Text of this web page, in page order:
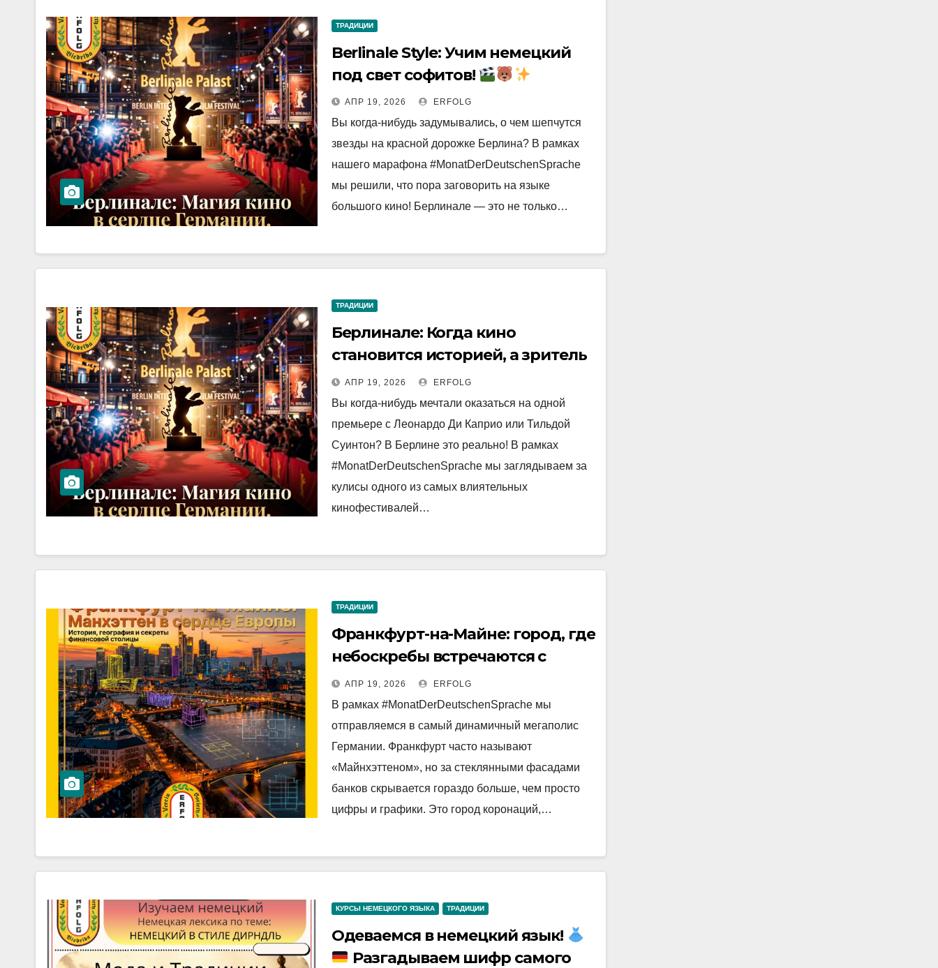
ТРАДИЦИИ
Berlinale Style: Учим немецкий
под свет софитов!
АПР 19, 2026 ERFOLG
Вы когда-нибудь задумывались, о чем шепчутся
звезды на красной дорожке Берлина? В рамках
нашего марафона #MonatDerDeutschenSprache
мы решили, что пора заговорить на языке
большого кино! Берлинале — это не только…
ТРАДИЦИИ
Берлинале: Когда кино
становится историей, а зритель
— частью магии!
АПР 19, 2026 ERFOLG
Вы когда-нибудь мечтали оказаться на одной
премьере с Леонардо Ди Каприо или Тильдой
Суинтон? В Берлине это реально! В рамках
#MonatDerDeutschenSprache мы заглядываем за
кулисы одного из самых влиятельных
кинофестивалей…
ТРАДИЦИИ
Франкфурт-на-Майне: город, где
небоскребы встречаются с
историей!
АПР 19, 2026 ERFOLG
В рамках #MonatDerDeutschenSprache мы
отправляемся в самый динамичный мегаполис
Германии. Франкфурт часто называют
«Майнхэттеном», но за стеклянными фасадами
банков скрывается гораздо больше, чем просто
цифры и графики. Это город коронаций,…
КУРСЫ НЕМЕЦКОГО ЯЗЫКА ТРАДИЦИИ
Одеваемся в немецкий язык!
Разгадываем шифр самого